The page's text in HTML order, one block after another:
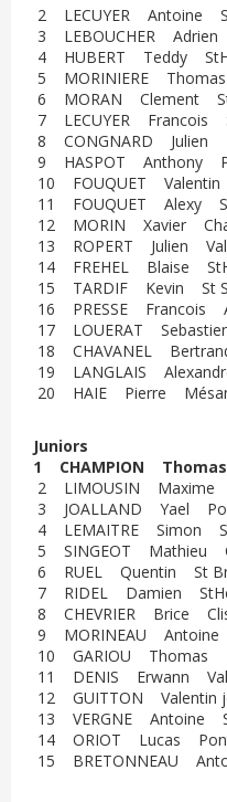
2 LECUYER Antoine
3 LEBOUCHER
4 HUBERT Teddy
5 MORINIERE
6 MORAN Clement St
7 LECUYER Francois
8 CONGNARD Julien
9 HASPOT Anthony
10 FOUQUET Valentin
11 FOUQUET Alexy
12 MORIN Xavier
13 ROPERT Julien
14 FREHEL Blaise
15 TARDIF Kevin St
16 PRESSE Francois
17 LOUERAT
18 CHAVANEL
19 LANGLAIS
20 HAIE Pierre
Juniors
1 CHAMPION
2 LIMOUSIN Maxime
3 JOALLAND Yael
4 LEMAITRE Simon St
5 SINGEOT Mathieu
6 RUEL Quentin St
7 RIDEL Damien
8 CHEVRIER Brice
9 MORINEAU Antoine
10 GARIOU Thomas
11 DENIS Erwann
12 GUITTON Valentin
13 VERGNE Antoine
14 ORIOT Lucas
15 BRETONNEAU